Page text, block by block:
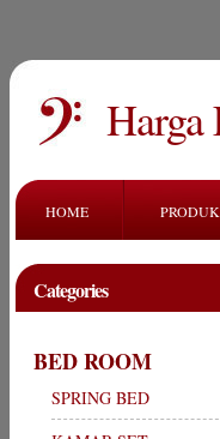
Harga
HOME
Categories
BED ROOM
SPRING BED